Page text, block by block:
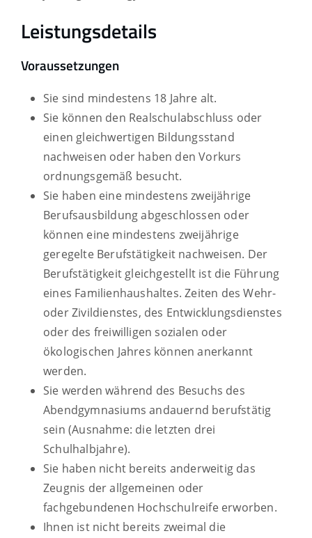
Leistungsdetails
Voraussetzungen
Sie sind mindestens 18 Jahre alt.
Sie können den Realschulabschluss oder
einen gleichwertigen Bildungsstand
nachweisen oder haben den Vorkurs
ordnungsgemäß besucht.
Sie haben eine mindestens zweijährige
Berufsausbildung abgeschlossen oder
können eine mindestens zweijährige
geregelte Berufstätigkeit nachweisen. Der
Berufstätigkeit gleichgestellt ist die Führung
eines Familienhaushaltes. Zeiten des Wehr-
oder Zivildienstes, des Entwicklungsdienstes
oder des freiwilligen sozialen oder
ökologischen Jahres können anerkannt
werden.
Sie werden während des Besuchs des
Abendgymnasiums andauernd berufstätig
sein (Ausnahme: die letzten drei
Schulhalbjahre).
Sie haben nicht bereits anderweitig das
Zeugnis der allgemeinen oder
fachgebundenen Hochschulreife erworben.
Ihnen ist nicht bereits zweimal die